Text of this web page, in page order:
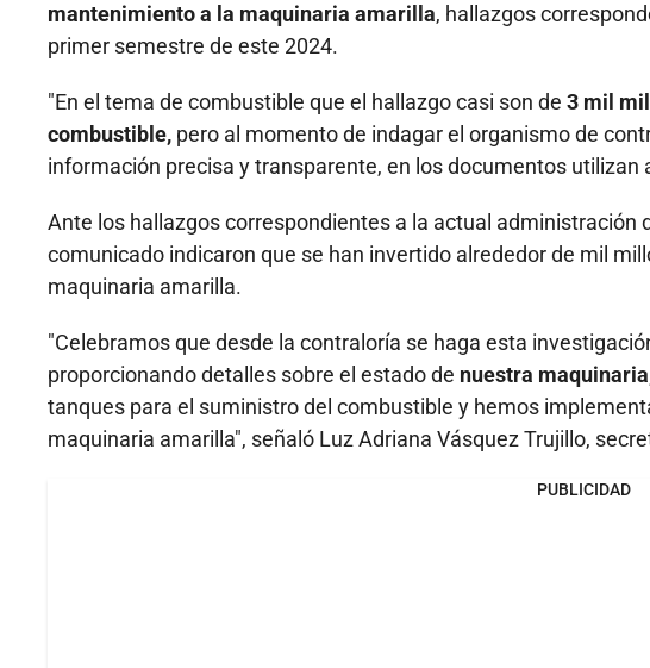
mantenimiento a la maquinaria amarilla, hallazgos
primer semestre de este 2024.
"En el tema de combustible que el hallazgo casi son de 3 mil
combustible, pero al momento de indagar el organismo de
información precisa y transparente, en los documentos utilizan
Ante los hallazgos correspondientes a la actual administración
comunicado indicaron que se han invertido alrededor de mil
maquinaria amarilla.
"Celebramos que desde la contraloría se haga esta
proporcionando detalles sobre el estado de nuestra
tanques para el suministro del combustible y hemos
maquinaria amarilla", señaló Luz Adriana Vásquez Trujillo,
PUBLICIDAD